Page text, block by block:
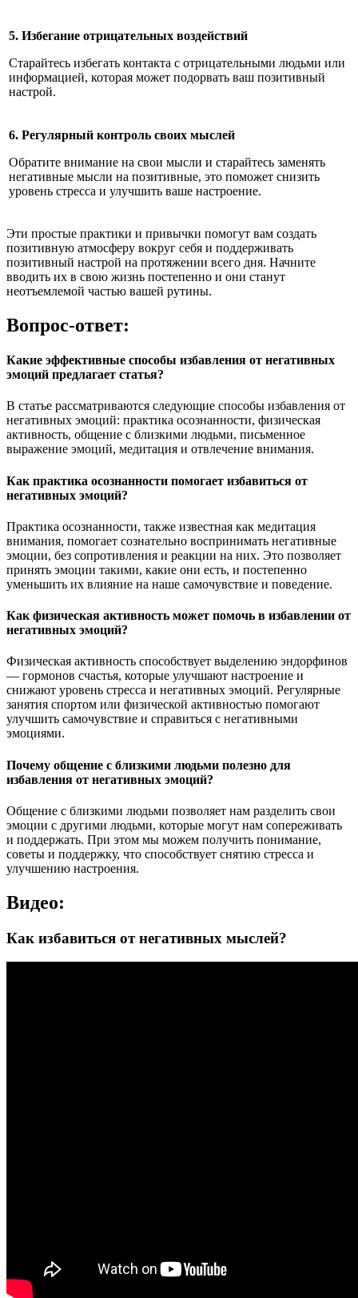
5. Избегание отрицательных воздействий
Старайтесь избегать контакта с отрицательными людьми или
информацией, которая может подорвать ваш позитивный
настрой.
6. Регулярный контроль своих мыслей
Обратите внимание на свои мысли и старайтесь заменять
негативные мысли на позитивные, это поможет снизить
уровень стресса и улучшить ваше настроение.
Эти простые практики и привычки помогут вам создать
позитивную атмосферу вокруг себя и поддерживать
позитивный настрой на протяжении всего дня. Начните
вводить их в свою жизнь постепенно и они станут
неотъемлемой частью вашей рутины.
Вопрос-ответ:
Какие эффективные способы избавления от негативных
эмоций предлагает статья?
В статье рассматриваются следующие способы избавления от
негативных эмоций: практика осознанности, физическая
активность, общение с близкими людьми, письменное
выражение эмоций, медитация и отвлечение внимания.
Как практика осознанности помогает избавиться от
негативных эмоций?
Практика осознанности, также известная как медитация
внимания, помогает сознательно воспринимать негативные
эмоции, без сопротивления и реакции на них. Это позволяет
принять эмоции такими, какие они есть, и постепенно
уменьшить их влияние на наше самочувствие и поведение.
Как физическая активность может помочь в избавлении от
негативных эмоций?
Физическая активность способствует выделению эндорфинов
— гормонов счастья, которые улучшают настроение и
снижают уровень стресса и негативных эмоций. Регулярные
занятия спортом или физической активностью помогают
улучшить самочувствие и справиться с негативными
эмоциями.
Почему общение с близкими людьми полезно для
избавления от негативных эмоций?
Общение с близкими людьми позволяет нам разделить свои
эмоции с другими людьми, которые могут нам сопереживать
и поддержать. При этом мы можем получить понимание,
советы и поддержку, что способствует снятию стресса и
улучшению настроения.
Видео:
Как избавиться от негативных мыслей?